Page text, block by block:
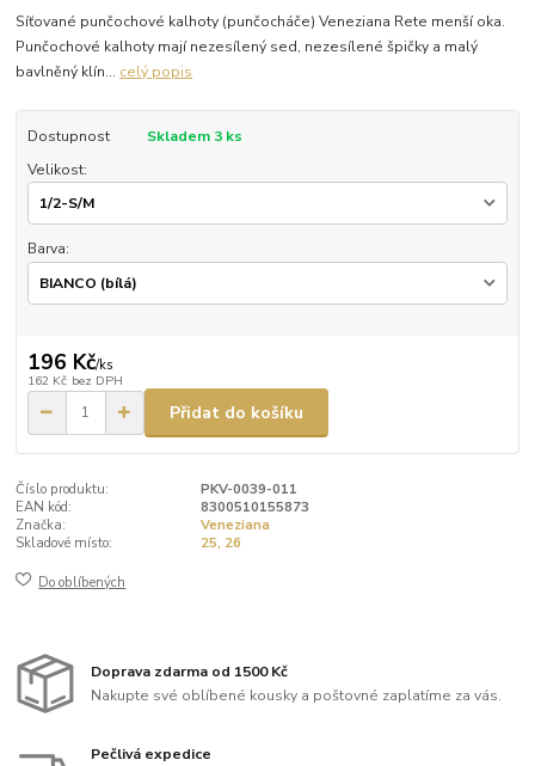
Síťované punčochové kalhoty (punčocháče) Veneziana Rete menší oka.
Punčochové kalhoty mají nezesílený sed, nezesílené špičky a malý
bavlněný klín... celý popis
Dostupnost
Skladem 3 ks
Velikost:
Barva:
196 Kč/ks
162 Kč bez DPH
Přidat do košíku
Číslo produktu:
PKV-0039-011
EAN kód:
8300510155873
Značka:
Veneziana
Skladové místo:
25, 26
Do oblíbených
Doprava zdarma od 1500 Kč
Nakupte své oblíbené kousky a poštovné zaplatíme za vás.
Pečlivá expedice